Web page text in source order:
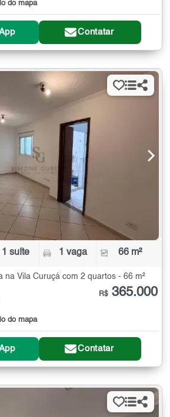
do mapa
Contatar
1 suíte 1 vaga 66 m²
na Vila Curuçá com 2 quartos - 66 m²
do mapa
R$ 365.000
Contatar